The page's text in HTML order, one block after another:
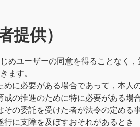
提供）
めユーザーの同意を得ることなく
ます。
めに必要がある場合であって，本人
の推進のために特に必要がある場
の委託を受けた者が法令の定め
に支障を及ぼすおそれがあるとき